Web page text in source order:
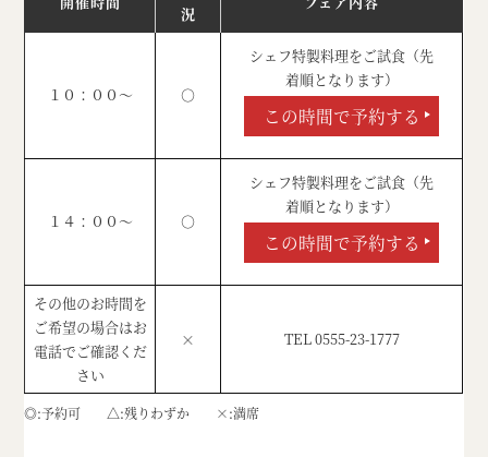
況
１０：００～ ○
シェフ特製料理をご試食（先
着順となります）
この時間で予約する
１４：００～ ○
シェフ特製料理をご試食（先
着順となります）
この時間で予約する
その他のお時間を
ご希望の場合はお
電話でご確認くだ
さい
× TEL 0555-23-1777
◎ 予約可 △ 残りわずか × 満席